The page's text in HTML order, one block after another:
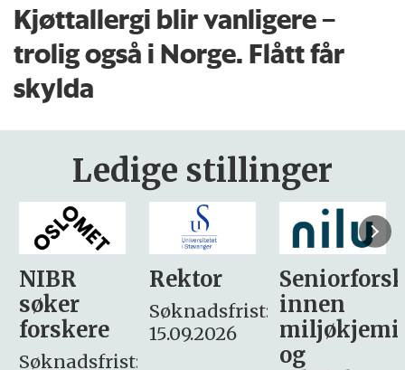
Kjøttallergi blir vanligere –
trolig også i Norge. Flått får
skylda
Ledige stillinger
Rektor
Søknadsfrist:
15.09.2026
Seniorforsker
innen
miljøkjemi
søker
– fast